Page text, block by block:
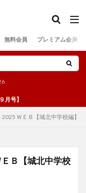
無料会員 プレミアム会員
ＷＥＢ【城北中学校編】
Ｂ【城北中学校